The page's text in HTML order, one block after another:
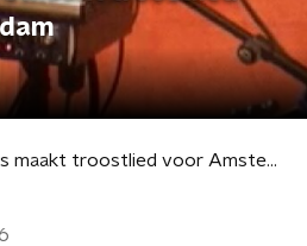
Kiki Schippers maakt troostlied voor Amsterdam